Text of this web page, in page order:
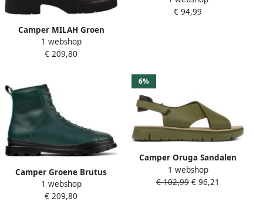
Camper MILAH Groen
1 webshop
€ 209,80
Green Dames
€ 94,99
Camper Groene Brutus
Dameslaars Green Dames
1 webshop
€ 209,80
6%
Camper Oruga Sandalen
Damen Medium Groen
1 webshop
€ 102,99 € 96,21